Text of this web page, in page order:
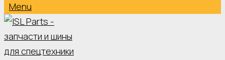
Menu